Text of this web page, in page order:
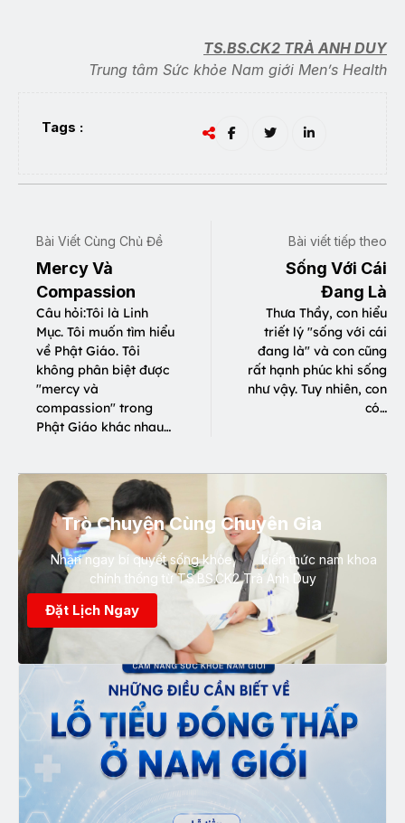
TS.BS.CK2 TRÀ ANH DUY
Trung tâm Sức khỏe Nam giới Men’s Health
Tags :
Bài Viết Cùng Chủ Đề
Mercy Và
Compassion
Câu hỏi:Tôi là Linh
Mục. Tôi muốn tìm hiểu
về Phật Giáo. Tôi
không phân biệt được
"mercy và
compassion" trong
Phật Giáo khác nhau…
Bài viết tiếp theo
Sống Với Cái
Đang Là
Thưa Thầy, con hiểu
triết lý "sống với cái
đang là" và con cũng
rất hạnh phúc khi sống
như vậy. Tuy nhiên, con
có…
Trò Chuyện Cùng Chuyên Gia
Nhận ngay bí quyết sống khỏe, kiến thức nam khoa
chính thống từ TS.BS.CK2 Trà Anh Duy
Đặt Lịch Ngay